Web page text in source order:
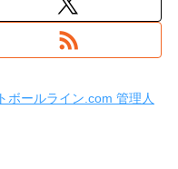
ボールライン.com 管理人